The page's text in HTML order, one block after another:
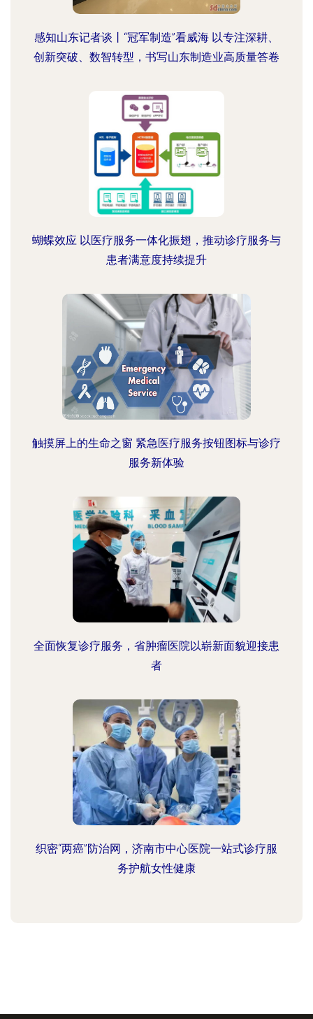
感知山东记者谈丨“冠军制造”看威海 以专注深耕、
创新突破、数智转型，书写山东制造业高质量答卷
蝴蝶效应 以医疗服务一体化振翅，推动诊疗服务与
患者满意度持续提升
触摸屏上的生命之窗 紧急医疗服务按钮图标与诊疗
服务新体验
全面恢复诊疗服务，省肿瘤医院以崭新面貌迎接患
者
织密“两癌”防治网，济南市中心医院一站式诊疗服
务护航女性健康